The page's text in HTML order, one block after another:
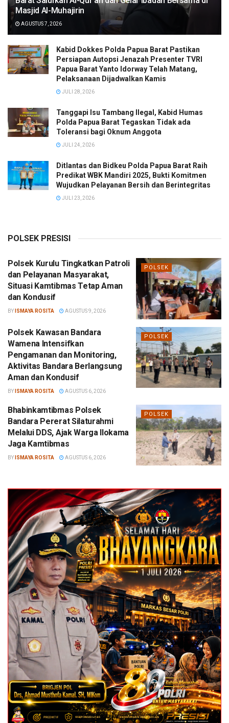
Masjid Al-Muhajirin
AGUSTUS 7, 2026
Kabid Dokkes Polda Papua Barat Pastikan
Persiapan Autopsi Jenazah Presenter TVRI
Papua Barat Yanto Idorway Telah Matang,
Pelaksanaan Dijadwalkan Kamis
JULI 28, 2026
Tanggapi Isu Tambang Ilegal, Kabid Humas
Polda Papua Barat Tegaskan Tidak ada
Toleransi bagi Oknum Anggota
JULI 24, 2026
Ditlantas dan Bidkeu Polda Papua Barat Raih
Predikat WBK Mandiri 2025, Bukti Komitmen
Wujudkan Pelayanan Bersih dan Berintegritas
JULI 23, 2026
POLSEK PRESISI
POLSEK
Polsek Kurulu Tingkatkan Patroli
dan Pelayanan Masyarakat,
Situasi Kamtibmas Tetap Aman
dan Kondusif
BY ISMAYA ROSITA AGUSTUS 9, 2026
POLSEK
Polsek Kawasan Bandara
Wamena Intensifkan
Pengamanan dan Monitoring,
Aktivitas Bandara Berlangsung
Aman dan Kondusif
BY ISMAYA ROSITA AGUSTUS 6, 2026
POLSEK
Bhabinkamtibmas Polsek
Bandara Pererat Silaturahmi
Melalui DDS, Ajak Warga Ilokama
Jaga Kamtibmas
BY ISMAYA ROSITA AGUSTUS 6, 2026